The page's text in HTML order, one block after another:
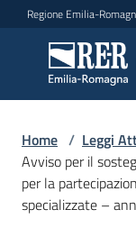
Vai al contenuto
Vai alla navigazione
Vai al footer
Regione Emilia-
Argomenti
Home / Leggi
Avviso per il
per la
specializzate –